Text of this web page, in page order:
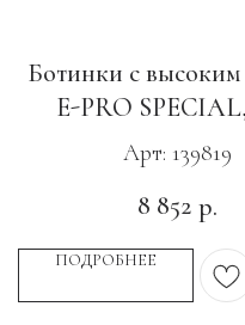
Ботинки с
E-PRO
Нитрил, с КС
Арт: 139819
8 852 р.
ПОДРОБНЕЕ